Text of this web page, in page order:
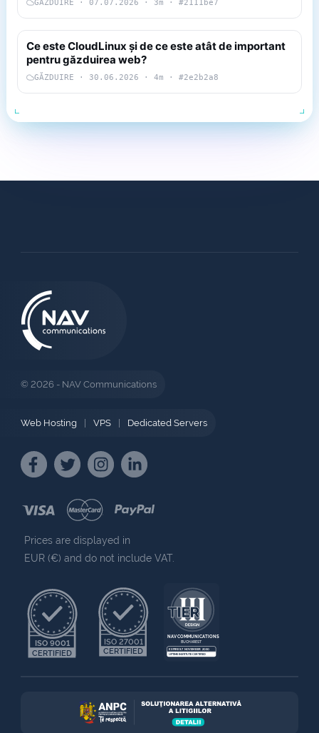
GĂZDUIRE · 07.07.2026 · 3m · #2111be7
Ce este CloudLinux și de ce este atât de important
pentru găzduirea web?
GĂZDUIRE · 30.06.2026 · 4m · #2e2b2a8
© 2026 - NAV Communications
Web Hosting VPS Dedicated Servers
Prices are displayed in
EUR (€) and do not include VAT.
ISO 9001
CERTIFIED
ISO 27001
CERTIFIED
NAV COMMUNICATIONS
BUCHAREST
EXPIRES 7 NOVEMBER 2030
UPTIME INSTITUTE CERTIFIED